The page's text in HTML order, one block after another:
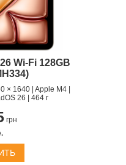
Wi-Fi 128GB
× 1640 | Apple M4 |
26 | 464 г
грн